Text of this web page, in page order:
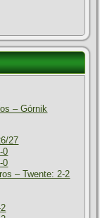
– Górnik
27
0
0
– Twente: 2-2